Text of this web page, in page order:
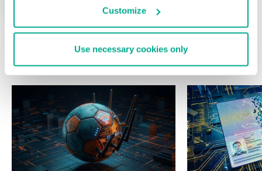
Customize
Use necessary cookies only
ÚLTIMAS PUBLICACIONES